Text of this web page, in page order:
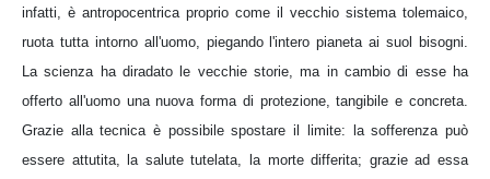
infatti, è antropocentrica proprio come il vecchio sistema tolemaico,
ruota tutta intorno all'uomo, piegando l'intero pianeta ai suol bisogni.
La scienza ha diradato le vecchie storie, ma in cambio di esse ha
offerto all'uomo una nuova forma di protezione, tangibile e concreta.
Grazie alla tecnica è possibile spostare il limite: la sofferenza può
essere attutita, la salute tutelata, la morte differita; grazie ad essa